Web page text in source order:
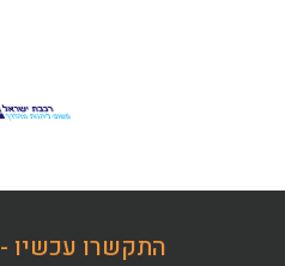
התקשרו עכשיו - 03-6206306